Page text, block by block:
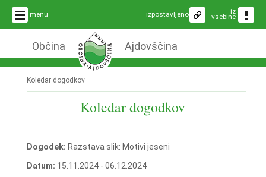
menu iz
vsebine
izpostavljeno
Občina Ajdovščina
Koledar dogodkov
Koledar dogodkov
Dogodek: Razstava slik: Motivi jeseni
Datum: 15.11.2024 - 06.12.2024